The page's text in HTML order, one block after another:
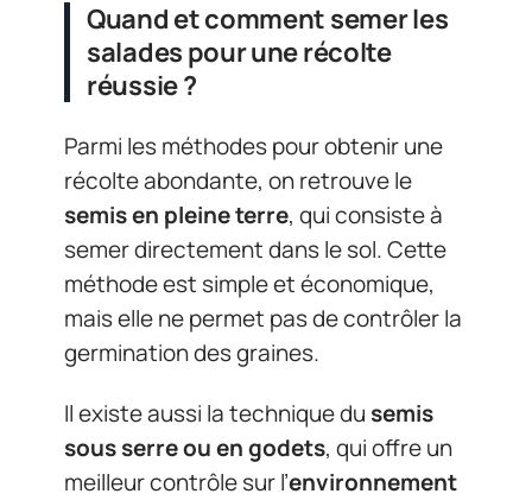
Quand et comment semer les
salades pour une récolte
réussie ?
Parmi les méthodes pour obtenir une
récolte abondante, on retrouve le
semis en pleine terre, qui consiste à
semer directement dans le sol. Cette
méthode est simple et économique,
mais elle ne permet pas de contrôler la
germination des graines.
Il existe aussi la technique du semis
sous serre ou en godets, qui offre un
meilleur contrôle sur l’environnement